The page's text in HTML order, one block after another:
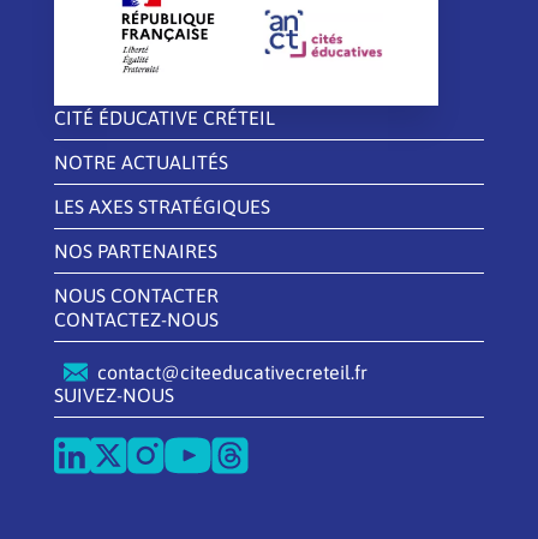
CITÉ ÉDUCATIVE CRÉTEIL
NOTRE ACTUALITÉS
LES AXES STRATÉGIQUES
NOS PARTENAIRES
NOUS CONTACTER
CONTACTEZ-NOUS
contact@citeeducativecreteil.fr
SUIVEZ-NOUS